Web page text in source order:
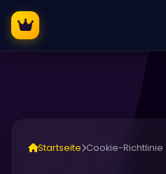
Startseite Cookie-Richtlinie